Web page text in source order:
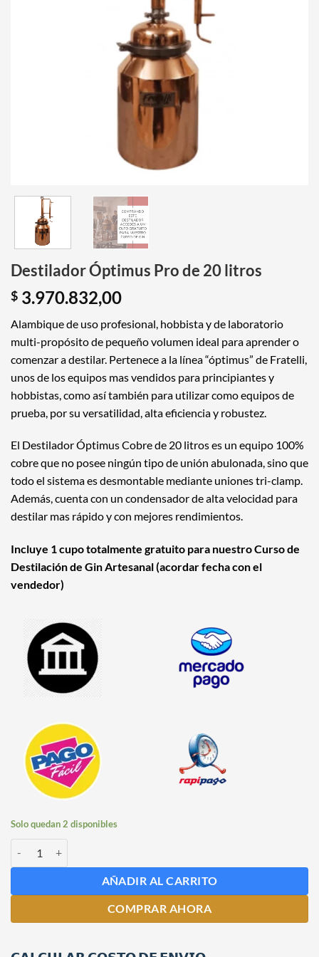
Destilador Óptimus Pro de 20 litros
$ 3.970.832,00
Alambique de uso profesional, hobbista y de laboratorio
multi-propósito de pequeño volumen ideal para aprender o
comenzar a destilar. Pertenece a la línea “óptimus” de Fratelli
unos de los equipos mas vendidos para principiantes y
hobbistas, como así también para utilizar como equipos de
prueba, por su versatilidad, alta eficiencia y robustez.
El Destilador Óptimus Cobre de 20 litros es un equipo 100%
cobre que no posee ningún tipo de unión abulonada, sino que
todo el sistema es desmontable mediante uniones tri-clamp.
Además, cuenta con un condensador de alta velocidad para
destilar mas rápido y con mejores rendimientos.
Incluye 1 cupo totalmente gratuito para nuestroCurso de
Destilación de Gin Artesanal(acordar fecha con el
vendedor)
Solo quedan 2 disponibles
AÑADIR AL CARRITO
COMPRAR AHORA